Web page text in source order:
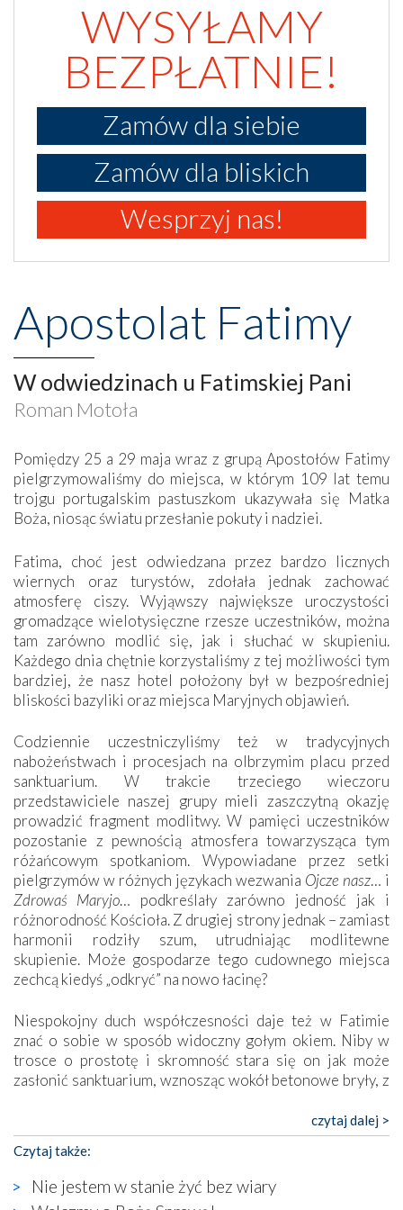
WYSYŁAMY
BEZPŁATNIE!
Zamów dla siebie
Zamów dla bliskich
Wesprzyj nas!
Apostolat Fatimy
W odwiedzinach u Fatimskiej Pani
Roman Motoła
Pomiędzy 25 a 29 maja wraz z grupą Apostołów Fatimy
pielgrzymowaliśmy do miejsca, w którym 109 lat temu
trojgu portugalskim pastuszkom ukazywała się Matka
Boża, niosąc światu przesłanie pokuty i nadziei.
Fatima, choć jest odwiedzana przez bardzo licznych
wiernych oraz turystów, zdołała jednak zachować
atmosferę ciszy. Wyjąwszy największe uroczystości
gromadzące wielotysięczne rzesze uczestników, można
tam zarówno modlić się, jak i słuchać w skupieniu.
Każdego dnia chętnie korzystaliśmy z tej możliwości tym
bardziej, że nasz hotel położony był w bezpośredniej
bliskości bazyliki oraz miejsca Maryjnych objawień.
Codziennie uczestniczyliśmy też w tradycyjnych
nabożeństwach i procesjach na olbrzymim placu przed
sanktuarium. W trakcie trzeciego wieczoru
przedstawiciele naszej grupy mieli zaszczytną okazję
prowadzić fragment modlitwy. W pamięci uczestników
pozostanie z pewnością atmosfera towarzysząca tym
różańcowym spotkaniom. Wypowiadane przez setki
pielgrzymów w różnych językach wezwania Ojcze nasz… i
Zdrowaś Maryjo… podkreślały zarówno jedność jak i
różnorodność Kościoła. Z drugiej strony jednak – zamiast
harmonii rodziły szum, utrudniając modlitewne
skupienie. Może gospodarze tego cudownego miejsca
zechcą kiedyś „odkryć” na nowo łacinę?
Niespokojny duch współczesności daje też w Fatimie
znać o sobie w sposób widoczny gołym okiem. Niby w
trosce o prostotę i skromność stara się on jak może
zasłonić sanktuarium, wznosząc wokół betonowe bryły, z
katolickiego kultu. Tylko co wspólnego z żywą,
autentyczną wiarą mogą mieć płaskie, szare bunkry albo
kaplice, w których Tabernakulum przypomina bardziej
skrzynkę na narzędzia? Albo co powiedzieć o ustawionym
tuż przy nowej bazylice wielkim krzyżu, na którym
czytaj dalej >
Czytaj także:
Nie jestem w stanie żyć bez wiary